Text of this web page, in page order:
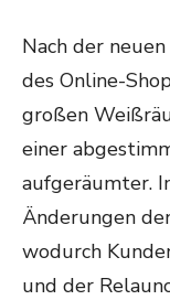
Nach der
des Online-
großen
einer
aufgeräumter.
Änderungen
wodurch
und der